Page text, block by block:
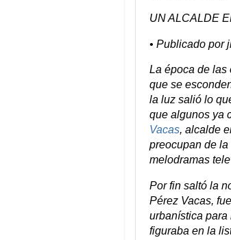
UN ALCALDE
• Publicado por
La época de las
que se
la luz salió lo
que algunos ya
Vacas, alcalde
preocupan de
melodramas
Por fin saltó la
Pérez Vacas,
urbanística
figuraba en la